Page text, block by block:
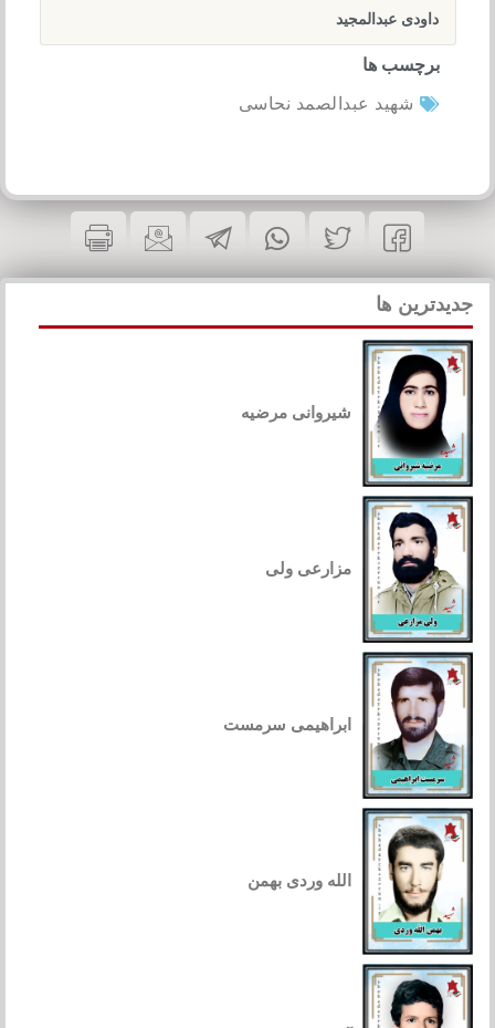
داودی عبدالمجید
برچسب ها
شهید عبدالصمد نحاسی
جدیدترین ها
شیروانی مرضیه
مزارعی ولی
ابراهیمی سرمست
الله وردی بهمن